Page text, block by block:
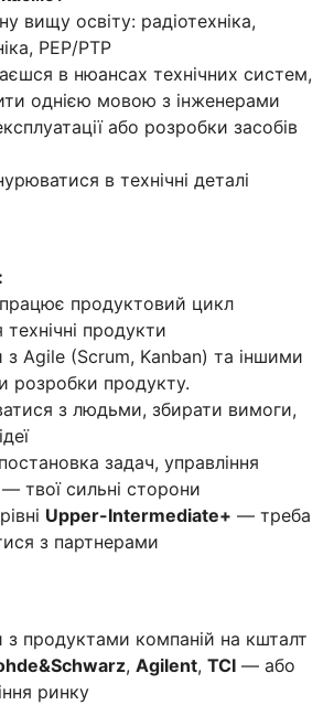
вищу освіту: радіотехніка,
РЕР/РТР
в нюансах технічних систем,
однією мовою з інженерами
або розробки засобів
в технічні деталі
продуктовий цикл
продукти
з Agile (Scrum, Kanban) та іншими
розробки продукту.
з людьми, збирати вимоги,
задач, управління
твої сильні сторони
Upper-Intermediate+ — треба
з партнерами
з продуктами компаній на кшталт
, Agilent, TCI — або
ринку